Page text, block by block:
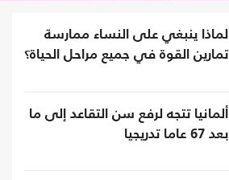
لماذا ينبغي على النساء ممارسة
تمارين القوة في جميع مراحل الحياة؟
ألمانيا تتجه لرفع سن التقاعد إلى ما
بعد 67 عاما تدريجيا